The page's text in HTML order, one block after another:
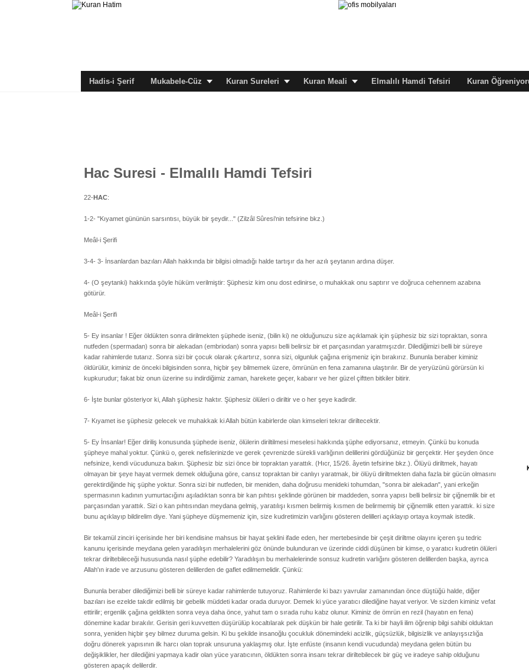
Hadis-i Şerif Mukabele-Cüz Kuran Sureleri Kuran Meali Elmalılı Hamdi Tefsiri Kuran
Hac Suresi - Elmalılı Hamdi Tefsiri
22-HAC:
1-2- "Kıyamet gününün sarsıntısı, büyük bir şeydir..." (Zilzâl Sûresi'nin tefsirine bkz.)
Meâl-i Şerifi
3-4- 3- İnsanlardan bazıları Allah hakkında bir bilgisi olmadığı halde tartışır da her azılı şeytanın ardına düşer.
4- (O şeytanki) hakkında şöyle hüküm verilmiştir: Şüphesiz kim onu dost edinirse, o muhakkak onu saptırır ve doğruca cehennem azabına
götürür.
Meâl-i Şerifi
5- Ey insanlar ! Eğer öldükten sonra dirilmekten şüphede iseniz, (bilin ki) ne olduğunuzu size açıklamak için şüphesiz biz sizi topraktan, sonra
nutfeden (spermadan) sonra bir alekadan (embriodan) sonra yapısı belli belirsiz bir et parçasından yaratmışızdır. Dilediğimizi belli bir süreye
kadar rahimlerde tutarız. Sonra sizi bir çocuk olarak çıkartırız, sonra sizi, olgunluk çağına erişmeniz için bırakırız. Bununla beraber kiminiz
öldürülür, kiminiz de önceki bilgisinden sonra, hiçbir şey bilmemek üzere, ömrünün en fena zamanına ulaştırılır. Bir de yeryüzünü görürsün ki
kupkurudur; fakat biz onun üzerine su indirdiğimiz zaman, harekete geçer, kabarır ve her güzel çiftten bitkiler bitirir.
6- İşte bunlar gösteriyor ki, Allah şüphesiz haktır. Şüphesiz ölüleri o diriltir ve o her şeye kadirdir.
7- Kıyamet ise şüphesiz gelecek ve muhakkak ki Allah bütün kabirlerde olan kimseleri tekrar diriltecektir.
5- Ey İnsanlar! Eğer diriliş konusunda şüphede iseniz, ölülerin diriltilmesi meselesi hakkında şüphe ediyorsanız, etmeyin. Çünkü bu konuda
şüpheye mahal yoktur. Çünkü o, gerek nefislerinizde ve gerek çevrenizde sürekli varlığının delillerini gördüğünüz bir gerçektir. Her şeyden önce
nefsinize, kendi vücudunuza bakın. Şüphesiz biz sizi önce bir topraktan yarattık. (Hıcr, 15/26. âyetin tefsirine bkz.). Ölüyü diriltmek, hayatı
olmayan bir şeye hayat vermek demek olduğuna göre, cansız topraktan bir canlıyı yaratmak, bir ölüyü diriltmekten daha fazla bir gücün olmasını
gerektirdiğinde hiç şüphe yoktur. Sonra sizi bir nutfeden, bir meniden, daha doğrusu menideki tohumdan, "sonra bir alekadan", yani erkeğin
spermasının kadının yumurtacığını aşıladıktan sonra bir kan pıhtısı şeklinde görünen bir maddeden, sonra yapısı belli belirsiz bir çiğnemlik bir et
parçasından yarattık. Sizi o kan pıhtısından meydana gelmiş, yaratılışı kısmen belirmiş kısmen de belirmemiş bir çiğnemlik etten yarattık. ki size
bunu açıklayıp bildirelim diye. Yani şüpheye düşmemeniz için, size kudretimizin varlığını gösteren delilleri açıklayıp ortaya koymak istedik.
Bir tekamül zinciri içerisinde her biri kendisine mahsus bir hayat şeklini ifade eden, her mertebesinde bir çeşit diriltme olayını içeren şu tedric
kanunu içerisinde meydana gelen yaradılışın merhalelerini göz önünde bulunduran ve üzerinde ciddi düşünen bir kimse, o yaratıcı kudretin ölüleri
tekrar diriltebileceği hususunda nasıl şüphe edebilir? Yaradılışın bu merhalelerinde sonsuz kudretin varlığını gösteren delillerden başka, ayrıca
Allah'ın irade ve arzusunu gösteren delillerden de gaflet edilmemelidir. Çünkü:
Bununla beraber dilediğimizi belli bir süreye kadar rahimlerde tutuyoruz. Rahimlerde ki bazı yavrular zamanından önce düştüğü halde, diğer
bazıları ise ezelde takdir edilmiş bir gebelik müddeti kadar orada duruyor. Demek ki yüce yaratıcı dilediğine hayat veriyor. Ve sizden kiminiz vefat
ettirilir; ergenlik çağına geldikten sonra veya daha önce, yahut tam o sırada ruhu kabz olunur. Kiminiz de ömrün en rezil (hayatın en fena)
dönemine kadar bırakılır. Gerisin geri kuvvetten düşürülüp kocaltılarak pek düşkün bir hale getirilir. Ta ki bir hayli ilim öğrenip bilgi sahibi olduktan
sonra, yeniden hiçbir şey bilmez duruma gelsin. Ki bu şekilde insanoğlu çocukluk dönemindeki acizlik, güçsüzlük, bilgisizlik ve anlayışsızlığa
doğru dönerek yapısının ilk harcı olan toprak unsuruna yaklaşmış olur. İşte enfüste (insanın kendi vucudunda) meydana gelen bütün bu
değişiklikler, her dilediğini yapmaya kadir olan yüce yaratıcının, öldükten sonra insanı tekrar diriltebilecek bir güç ve iradeye sahip olduğunu
gösteren apaçık delilerdir.